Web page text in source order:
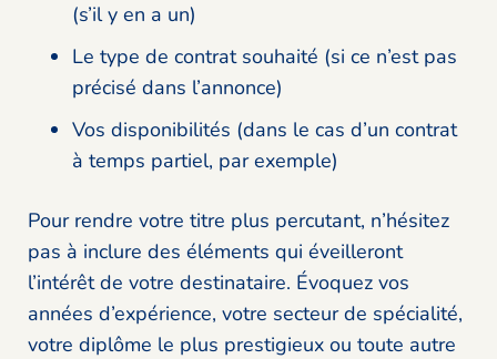
(s’il y en a un)
Le type de contrat souhaité (si ce n’est pas
précisé dans l’annonce)
Vos disponibilités (dans le cas d’un contrat
à temps partiel, par exemple)
Pour rendre votre titre plus percutant, n’hésitez
pas à inclure des éléments qui éveilleront
l’intérêt de votre destinataire. Évoquez vos
années d’expérience, votre secteur de spécialité,
votre diplôme le plus prestigieux ou toute autre